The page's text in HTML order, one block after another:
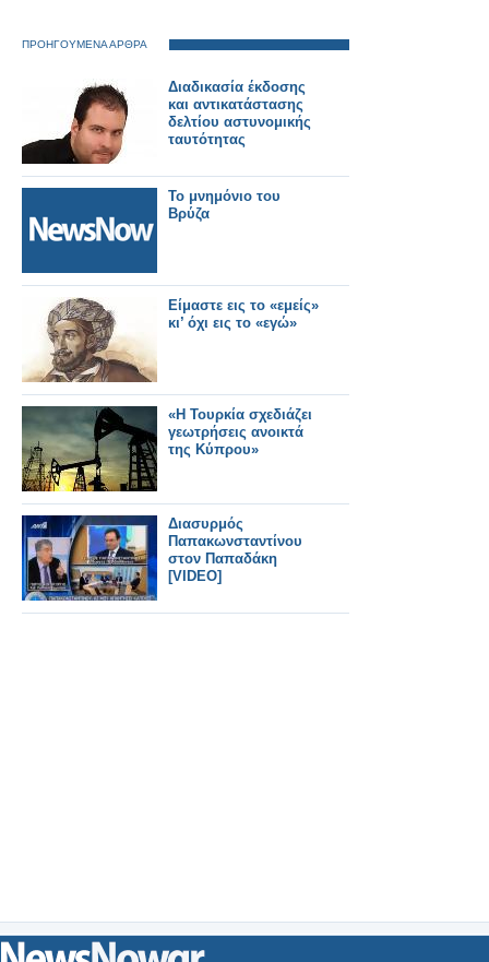
ΠΡΟΗΓΟΥΜΕΝΑ ΑΡΘΡΑ
Διαδικασία έκδοσης
και αντικατάστασης
δελτίου αστυνομικής
ταυτότητας
Το μνημόνιο του
Βρύζα
Είμαστε εις το «εμείς»
κι’ όχι εις το «εγώ»
«Η Τουρκία σχεδιάζει
γεωτρήσεις ανοικτά
της Κύπρου»
Διασυρμός
Παπακωνσταντίνου
στον Παπαδάκη
[VIDEO]